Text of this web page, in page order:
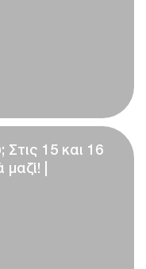
Στις 15 και 16
|